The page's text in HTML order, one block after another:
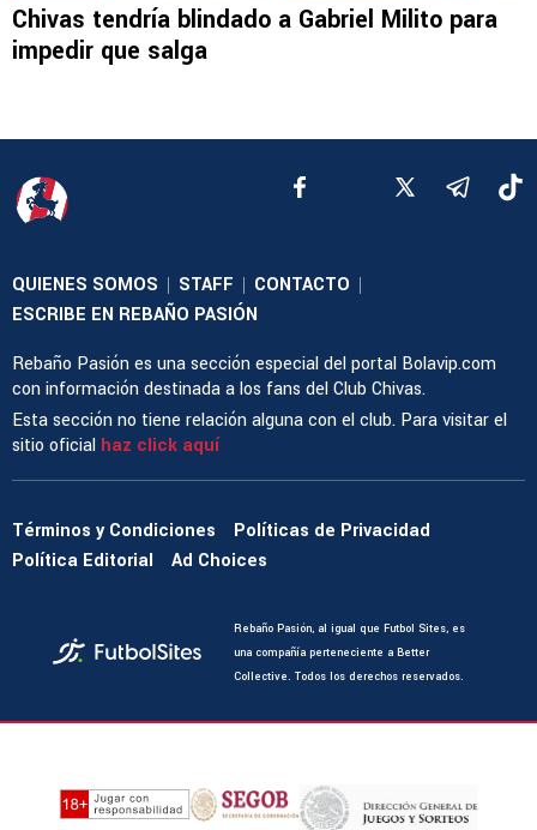
Chivas tendría blindado a Gabriel Milito para
impedir que salga
QUIENES SOMOS | STAFF | CONTACTO |
ESCRIBE EN REBAÑO PASIÓN
Rebaño Pasión es una sección especial del portal Bolavip.com
con información destinada a los fans del Club Chivas.
Esta sección no tiene relación alguna con el club. Para visitar el
sitio oficial haz click aquí
Términos y Condiciones
Políticas de Privacidad
Política Editorial
Ad Choices
Rebaño Pasión, al igual que Futbol Sites, es
una compañía perteneciente a Better
Collective. Todos los derechos reservados.